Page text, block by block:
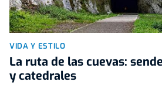
VIDA Y ESTILO
La ruta de las cuevas:
y catedrales